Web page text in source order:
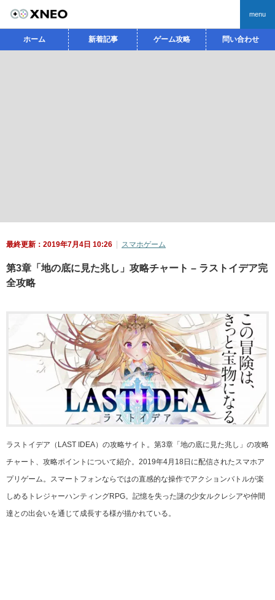
menu
ホーム 新着記事 ゲーム攻略 問い合わせ
最終更新：2019年7月4日 10:26 スマホゲーム
第3章「地の底に見た兆し」攻略チャート – ラストイデア完
全攻略
ラストイデア（LAST IDEA）の攻略サイト。第3章「地の底に見た兆し」の攻略
チャート、攻略ポイントについて紹介。2019年4月18日に配信されたスマホア
プリゲーム。スマートフォンならではの直感的な操作でアクションバトルが楽
しめるトレジャーハンティングRPG。記憶を失った謎の少女ルクレシアや仲間
達との出会いを通じて成長する様が描かれている。